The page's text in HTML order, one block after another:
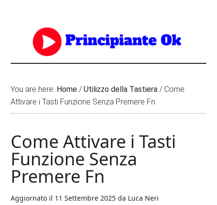
You are here: Home / Utilizzo della Tastiera / Come
Attivare i Tasti Funzione Senza Premere Fn
Come Attivare i Tasti
Funzione Senza
Premere Fn
Aggiornato il 11 Settembre 2025 da Luca Neri